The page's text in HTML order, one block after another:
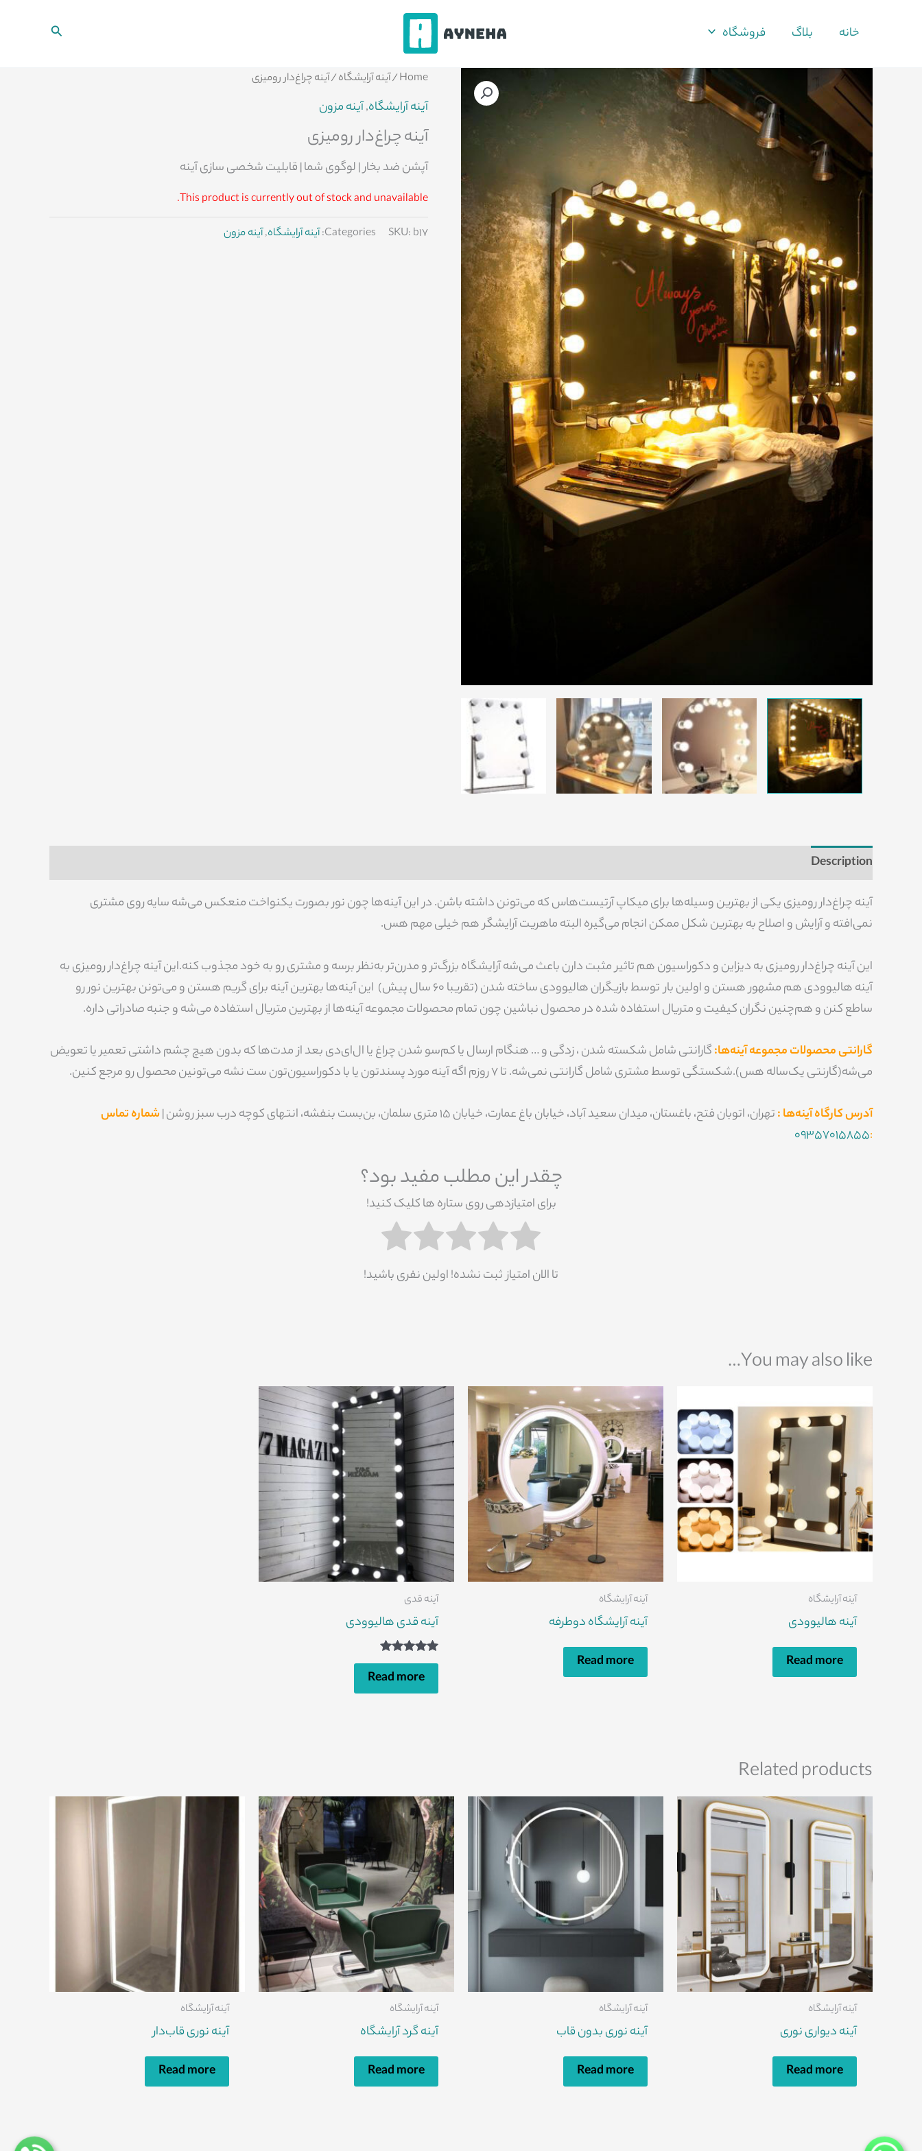
خانه بلاگ فروشگاه جستجو
Home
/آینه آرایشگاه/ آینه چراغ‌دار رومیزی
آینه آرایشگاه,آینه مزون
آینه چراغ‌دار رومیزی
آپشن ضد بخار | لوگوی شما | قابلیت شخصی سازی آینه
This product is currently out of stock and unavailable.
SKU: b17
Categories: آینه آرایشگاه,آینه مزون
Description
آینه چراغ‌دار رومیزی یکی از بهترین وسیله‌ها برای میکاپ آرتیست‌هاس که می‌تونن داشته باشن. در این آینه‌ها چون نور بصورت یکنواخت منعکس می‌شه سایه روی مشتری
نمی‌افته و آرایش و اصلاح به بهترین شکل ممکن انجام می‌گیره البته ماهریت آرایشگر هم خیلی مهم هس.
این آینه چراغ‌دار رومیزی به دیزاین و دکوراسیون هم تاثیر مثبت دارن باعث می‌شه آرایشگاه بزرگ‌تر و مدرن‌تر به‌نظر برسه و مشتری رو به خود مجذوب کنه.این آینه چراغ‌دار رومیزی به
آینه هالیوودی هم مشهور هستن و اولین بار توسط بازیگران هالیوودی ساخته شدن (تقریبا 60 سال پیش) این آینه‌ها بهترین آینه برای گریم هستن و می‌تونن بهترین نور رو
ساطع کنن و هم‌چنین نگران کیفیت و متریال استفاده شده در محصول نباشین چون تمام محصولات مجموعه آینه‌ها از بهترین متریال استفاده می‌شه و جنبه صادراتی داره.
گارانتی محصولات مجموعه آینه‌ها:گارانتی شامل شکسته شدن ، زدگی و … هنگام ارسال یا کم‌سو شدن چراغ یا ال‌ای‌دی بعد از مدت‌ها که بدون هیچ چشم داشتی تعمیر یا تعویض
می‌شه(گارنتی یک‌ساله هس).شکستگی توسط مشتری شامل گارانتی نمی‌شه. تا 7 روزم اگه آینه مورد پسندتون یا با دکوراسیون‌تون ست نشه می‌تونین محصول رو مرجع کنین.
آدرس کارگاه آینه‌ها :تهران، اتوبان فتح، باغستان، میدان سعید آباد، خیابان باغ عمارت، خیابان 15 متری سلمان، بن‌بست بنفشه، انتهای کوچه درب سبز روشن |
شماره تماس
:
09357015855
چقدر این مطلب مفید بود؟
برای امتیازدهی روی ستاره ها کلیک کنید!
تا الان امتیاز ثبت نشده! اولین نفری باشید!
You may also like…
آینه آرایشگاه
آینه هالیوودی
Read more
آینه آرایشگاه
آینه آرایشگاه دوطرفه
Read more
آینه قدی
آینه قدی هالیوودی
Rated
5.00
Read more
Related products
آینه آرایشگاه
آینه دیواری نوری
Read more
آینه آرایشگاه
آینه نوری بدون قاب
Read more
آینه آرایشگاه
آینه گرد آرایشگاه
Read more
آینه آرایشگاه
آینه نوری قاب‌دار
Read more